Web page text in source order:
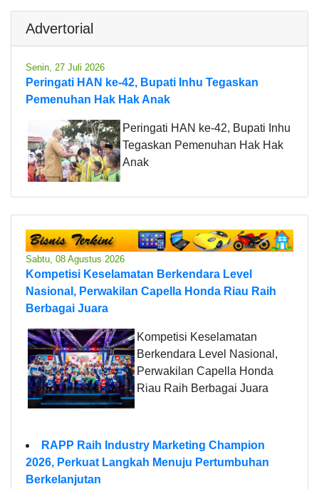
Advertorial
Senin, 27 Juli 2026
Peringati HAN ke-42, Bupati Inhu Tegaskan
Pemenuhan Hak Hak Anak
Peringati HAN ke-42, Bupati Inhu
Tegaskan Pemenuhan Hak Hak
Anak
Sabtu, 08 Agustus 2026
Kompetisi Keselamatan Berkendara Level
Nasional, Perwakilan Capella Honda Riau Raih
Berbagai Juara
Kompetisi Keselamatan
Berkendara Level Nasional,
Perwakilan Capella Honda
Riau Raih Berbagai Juara
RAPP Raih Industry Marketing Champion
2026, Perkuat Langkah Menuju Pertumbuhan
Berkelanjutan